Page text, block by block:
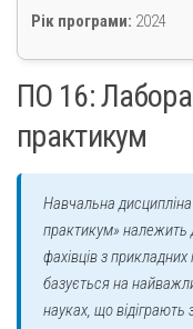
Рік програми: 2024
ПО 16:
практикум
Навчальна
практикум» належить
фахівців з
базується на
науках, що відіграють